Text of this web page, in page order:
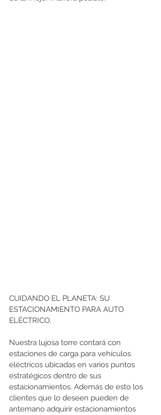
CUIDANDO EL PLANETA: SU
ESTACIONAMIENTO PARA AUTO
ELÉCTRICO.
Nuestra lujosa torre contará con
estaciones de carga para vehículos
eléctricos ubicadas en varios puntos
estratégicos dentro de sus
estacionamientos. Además de esto los
clientes que lo deseen pueden de
antemano adquirir estacionamientos